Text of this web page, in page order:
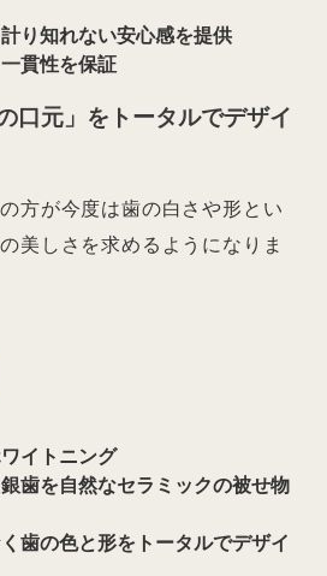
り知れない安心感を提供
貫性を保証
口元」をトータルでデザイ
方が今度は歯の白さや形とい
美しさを求めるようになりま
イトニング
歯を自然なセラミックの被せ物
歯の色と形をトータルでデザイ